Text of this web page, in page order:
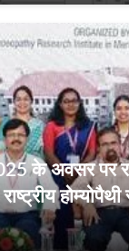
के अवसर पर